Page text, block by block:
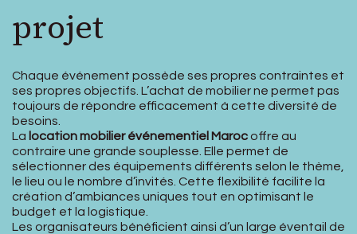
projet
Chaque événement possède ses propres contraintes et
ses propres objectifs. L’achat de mobilier ne permet pas
toujours de répondre efficacement à cette diversité de
besoins.
La location mobilier événementiel Marocoffre au
contraire une grande souplesse. Elle permet de
sélectionner des équipements différents selon le thème,
le lieu ou le nombre d’invités. Cette flexibilité facilite la
création d’ambiances uniques tout en optimisant le
budget et la logistique.
Les organisateurs bénéficient ainsi d’un large éventail de